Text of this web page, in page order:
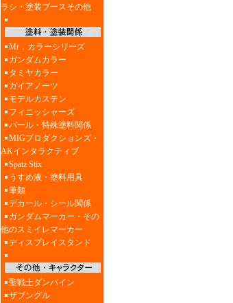
ラシ・塗装ブースその他
Mr．カラーシリーズ
ガンダムカラー
タミヤカラー
ガイアノーツ
モデルカステン
フィニッシャーズ
パール・特殊塗料関係
MIGプロダクションズ・
AKインタラクティブ
Spatz Stix
うすめ液・塗料用具
筆類
デカール・シール関係
ガンダムマーカー・その
他のスミイレマーカー
ディスプレイスタンド
聖戦士ダンバイン
ザブングル